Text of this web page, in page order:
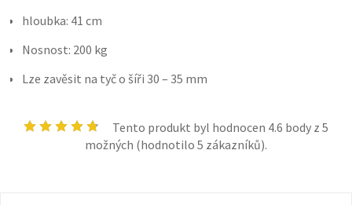
hloubka: 41 cm
Nosnost: 200 kg
Lze zavěsit na tyč o šíři 30 – 35 mm
Tento produkt byl hodnocen 4.6 body z 5
možných (hodnotilo 5 zákazníků).